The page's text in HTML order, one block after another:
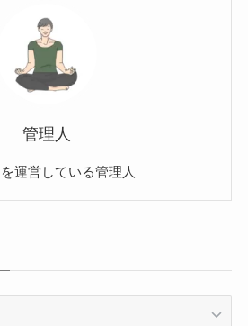
管理人
運営している管理人